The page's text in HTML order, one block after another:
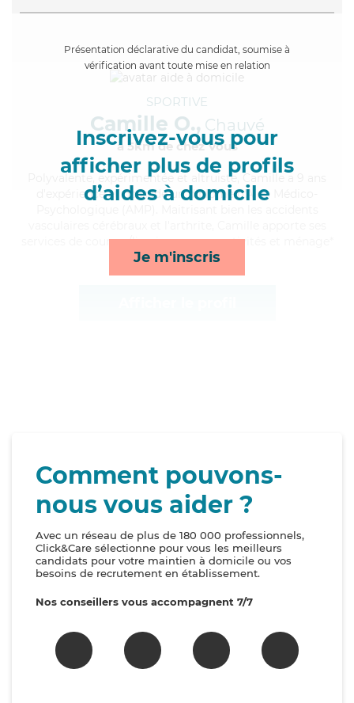
Présentation déclarative du candidat, soumise à
vérification avant toute mise en relation
Inscrivez-vous pour
afficher plus de profils
d’aides à domicile
Je m'inscris
SPORTIVE
Camille O., Chauvé
à 5km de chez Vous
, expérimentée et altruiste, Camille a 9 ans
d'expérience et possède un diplôme d'Aide Médico-
services de courses/livraison, repas, activités et ménage*
Comment pouvons-
nous vous aider ?
Avec un réseau de plus de 180 000 professionnels,
Click&Care sélectionne pour vous les meilleurs
candidats pour votre maintien à domicile ou vos
besoins de recrutement en établissement.
Nos conseillers vous accompagnent 7/7